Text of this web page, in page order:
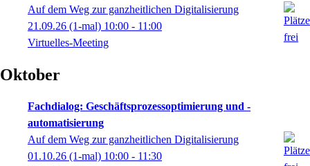
Auf dem Weg zur ganzheitlichen Digitalisierung
21.09.26 (1-mal) 10:00 - 11:00
Virtuelles-Meeting
Oktober
Fachdialog: Geschäftsprozessoptimierung und -
automatisierung
Auf dem Weg zur ganzheitlichen Digitalisierung
01.10.26 (1-mal) 10:00 - 11:30